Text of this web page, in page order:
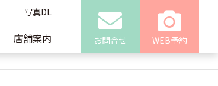
写真DL
店舗案内 お問合せ WEB予約